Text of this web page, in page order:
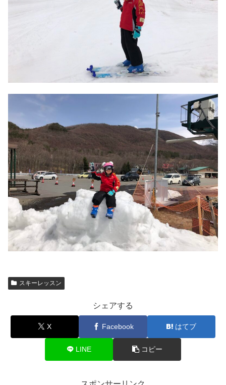
スキーレッスン
シェアする
X Facebook はてブ
LINE コピー